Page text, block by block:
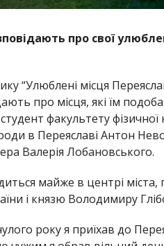
про свої
“Улюблені місця
про місця, які їм
факультету фізичної
в Переяславі Антон
Валерія Лобановського.
майже в центрі міста,
і князю Володимиру
року я приїхав до